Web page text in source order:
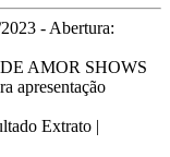
- Abertura:
DE AMOR SHOWS
apresentação
Extrato |